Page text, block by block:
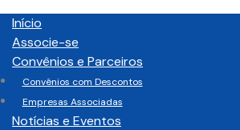
Início
Associe-se
Convênios e Parceiros
Convênios com Descontos
Empresas Associadas
Notícias e Eventos